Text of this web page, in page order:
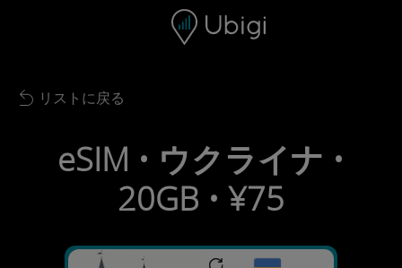
ナビゲーションバー フッター
Back to list
リストに戻る
eSIM • ウクライナ •
20GB • ¥75